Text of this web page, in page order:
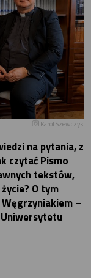
Karol Szewczyk
na pytania, z
czytać Pismo
tekstów,
O tym
–